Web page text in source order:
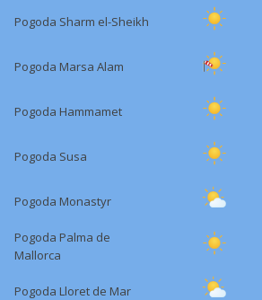
Pogoda Sharm el-Sheikh
Pogoda Marsa Alam
Pogoda Hammamet
Pogoda Susa
Pogoda Monastyr
Pogoda Palma de
Mallorca
Pogoda Lloret de Mar